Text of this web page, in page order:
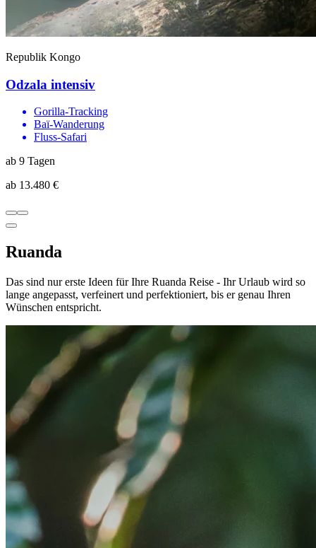
Republik Kongo
Odzala intensiv
Gorilla-Tracking
Baï-Wanderung
Fluss-Safari
ab 9 Tagen
ab 13.480 €
Ruanda
Das sind nur erste Ideen für Ihre Ruanda Reise - Ihr Urlaub wird so
lange angepasst, verfeinert und perfektioniert, bis er genau Ihren
Wünschen entspricht.